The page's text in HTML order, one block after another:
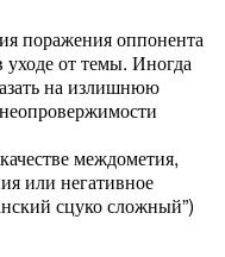
поражения оппонента
от темы. Иногда
на излишнюю
междометия,
или негативное
сцуко сложный”)